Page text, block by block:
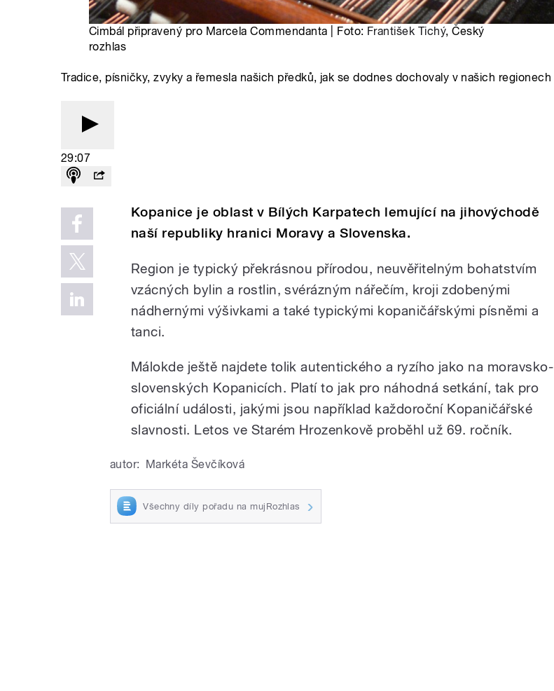
Cimbál připravený pro Marcela Commendanta | Foto: František Tichý, Český
rozhlas
Tradice, písničky, zvyky a řemesla našich předků, jak se dodnes dochovaly v našich regionech
29:07
Kopanice je oblast v Bílých Karpatech lemující na jihovýchodě
naší republiky hranici Moravy a Slovenska.
Region je typický překrásnou přírodou, neuvěřitelným bohatstvím
vzácných bylin a rostlin, svérázným nářečím, kroji zdobenými
nádhernými výšivkami a také typickými kopaničářskými písněmi a
tanci.
Málokde ještě najdete tolik autentického a ryzího jako na moravsko-
slovenských Kopanicích. Platí to jak pro náhodná setkání, tak pro
oficiální události, jakými jsou například každoroční Kopaničářské
slavnosti. Letos ve Starém Hrozenkově proběhl už 69. ročník.
autor: Markéta Ševčíková
Všechny díly pořadu na mujRozhlas